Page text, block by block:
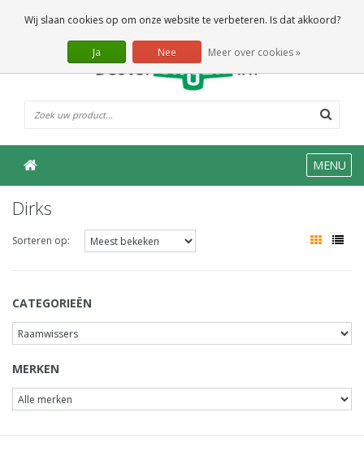
0 Artikelen
MENU
Dirks
Sorteren op:
CATEGORIEËN
MERKEN
Wij slaan cookies op om onze website te verbeteren. Is dat akkoord?
Ja Nee Meer over cookies »